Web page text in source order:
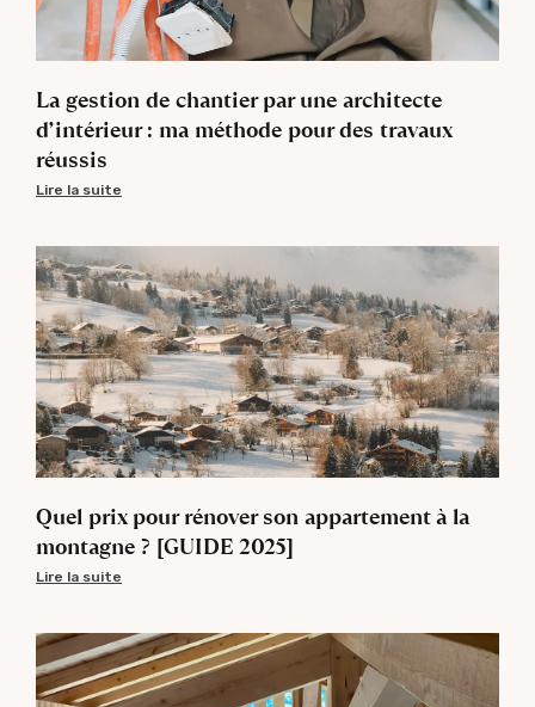
La gestion de chantier par une architecte
d’intérieur : ma méthode pour des travaux
réussis
Lire la suite
Quel prix pour rénover son appartement à la
montagne ? [GUIDE 2025]
Lire la suite